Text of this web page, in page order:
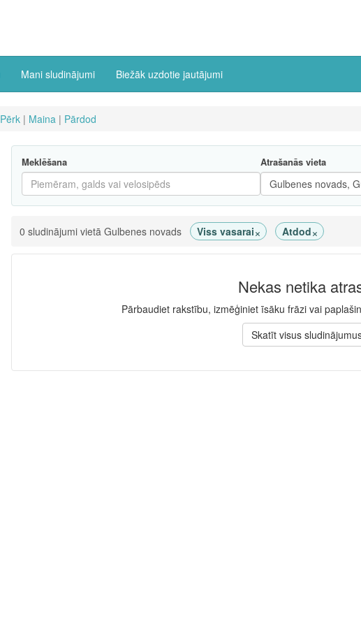
Mani sludinājumi Biežāk uzdotie jautājumi
Pērk | Maina | Pārdod
Meklēšana Atrašanās vieta
0 sludinājumi vietā Gulbenes novads Viss vasarai× Atdod×
Nekas netika
Pārbaudiet rakstību, izmēģiniet īsāku frāzi vai
Skatīt visus